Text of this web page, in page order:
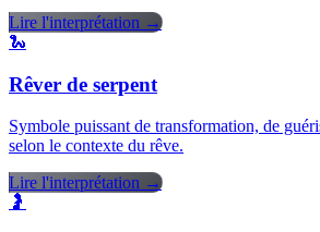
Lire l'interprétation →
🐍
Rêver de serpent
Symbole puissant de transformation, de
selon le contexte du rêve.
Lire l'interprétation →
🤰